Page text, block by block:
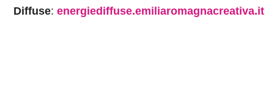
Diffuse:energiediffuse.emiliaromagnacreativa.it